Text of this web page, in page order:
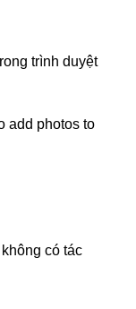
trình duyệt
add photos to
có tác